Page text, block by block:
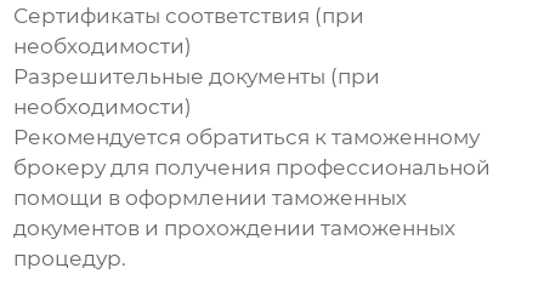
Сертификаты соответствия (при
необходимости)
Разрешительные документы (при
необходимости)
Рекомендуется обратиться к таможенному
брокеру для получения профессиональной
помощи в оформлении таможенных
документов и прохождении таможенных
процедур.